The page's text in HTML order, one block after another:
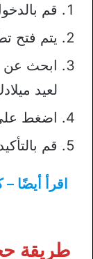
قم
يتم فتح
ابحث عن
لعيد
اضغط على
قم
اقرأ أيضًا –
طريقة